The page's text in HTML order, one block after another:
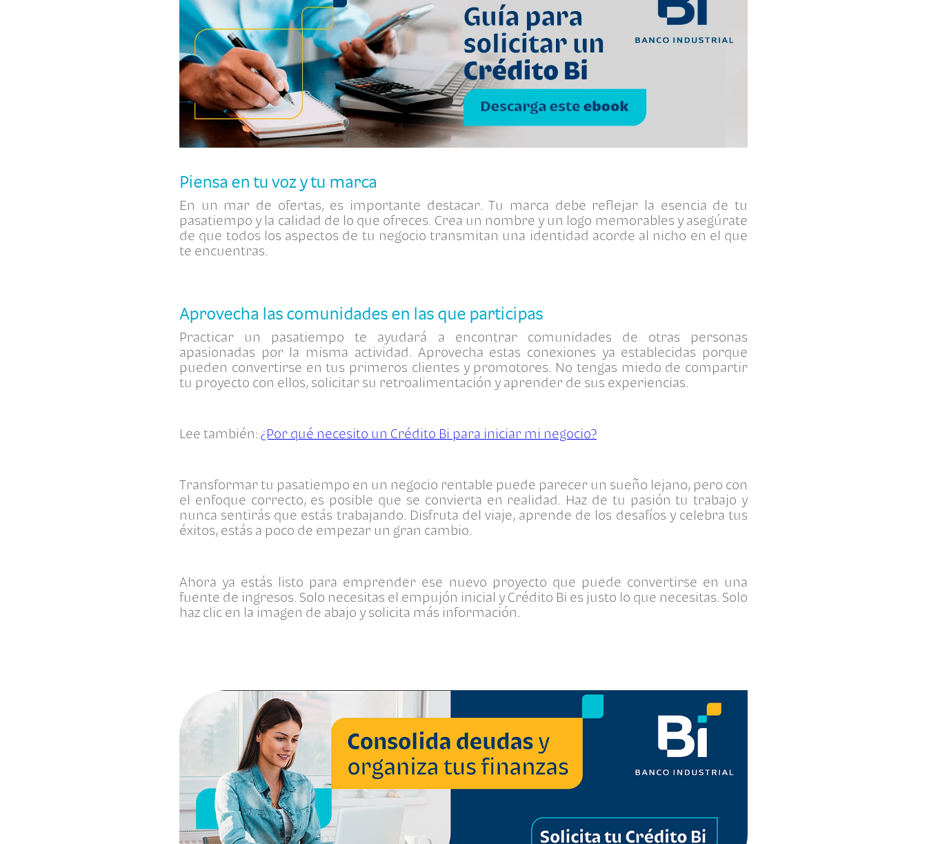
Piensa en tu voz y tu marca
En un mar de ofertas, es importante destacar. Tu marca debe reflejar la esencia de tu
pasatiempo y la calidad de lo que ofreces. Crea un nombre y un logo memorables y asegúrate
de que todos los aspectos de tu negocio transmitan una identidad acorde al nicho en el que
te encuentras.
Aprovecha las comunidades en las que participas
Practicar un pasatiempo te ayudará a encontrar comunidades de otras personas
apasionadas por la misma actividad. Aprovecha estas conexiones ya establecidas porque
pueden convertirse en tus primeros clientes y promotores. No tengas miedo de compartir
tu proyecto con ellos, solicitar su retroalimentación y aprender de sus experiencias.
Lee también: ¿Por qué necesito un Crédito Bi para iniciar mi negocio?
Transformar tu pasatiempo en un negocio rentable puede parecer un sueño lejano, pero con
el enfoque correcto, es posible que se convierta en realidad. Haz de tu pasión tu trabajo y
nunca sentirás que estás trabajando. Disfruta del viaje, aprende de los desafíos y celebra tus
éxitos, estás a poco de empezar un gran cambio.
Ahora ya estás listo para emprender ese nuevo proyecto que puede convertirse en una
fuente de ingresos. Solo necesitas el empujón inicial y Crédito Bi es justo lo que necesitas. Solo
haz clic en la imagen de abajo y solicita más información.